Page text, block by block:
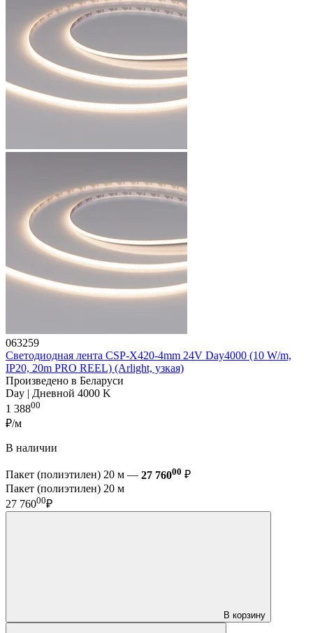
063259
Светодиодная лента CSP-X420-4mm 24V Day4000 (10 W/m,
IP20, 20m PRO REEL) (Arlight, узкая)
Произведено в Беларуси
Day | Дневной 4000 K
1 38800
₽/м
В наличии
Пакет (полиэтилен) 20 м — 27 76000 ₽
Пакет (полиэтилен) 20 м
27 76000₽
В корзину